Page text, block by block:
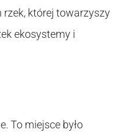
rzek, której towarzyszy
ekosystemy i
To miejsce było